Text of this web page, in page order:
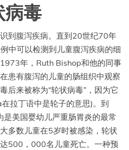
病毒
到腹泻疾病。直到20世纪70年
中可以检测到儿童腹泻疾病的细
年，Ruth Bishop和他的同事
患有腹泻的儿童的肠组织中观察
后来被称为“轮状病毒”，因为它
拉丁语中是轮子的意思)。到
美国婴幼儿严重肠胃炎的最常
多数儿童在5岁时被感染，轮状
500，000名儿童死亡。一种预